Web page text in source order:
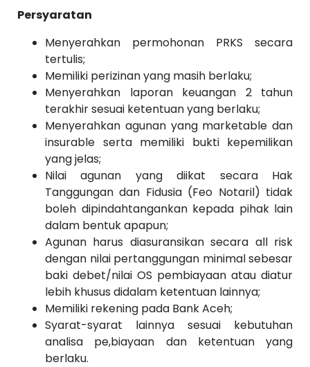
Persyaratan
Menyerahkan permohonan PRKS secara
tertulis;
Memiliki perizinan yang masih berlaku;
Menyerahkan laporan keuangan 2 tahun
terakhir sesuai ketentuan yang berlaku;
Menyerahkan agunan yang marketable dan
insurable serta memiliki bukti kepemilikan
yang jelas;
Nilai agunan yang diikat secara Hak
Tanggungan dan Fidusia (Feo Notaril) tidak
boleh dipindahtangankan kepada pihak lain
dalam bentuk apapun;
Agunan harus diasuransikan secara all risk
dengan nilai pertanggungan minimal sebesar
baki debet/nilai OS pembiayaan atau diatur
lebih khusus didalam ketentuan lainnya;
Memiliki rekening pada Bank Aceh;
Syarat-syarat lainnya sesuai kebutuhan
analisa pe,biayaan dan ketentuan yang
berlaku.